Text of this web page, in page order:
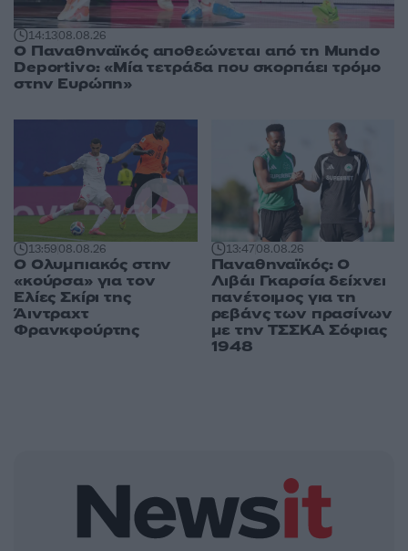
14:1308.08.26
Ο Παναθηναϊκός αποθεώνεται από τη Mundo
Deportivo: «Μία τετράδα που σκορπάει τρόμο
στην Ευρώπη»
13:5908.08.26
Ο Ολυμπιακός στην
«κούρσα» για τον
Ελίες Σκίρι της
Άιντραχτ
Φρανκφούρτης
13:4708.08.26
Παναθηναϊκός: Ο
Λιβάι Γκαρσία δείχνει
πανέτοιμος για τη
ρεβάνς των πρασίνων
με την ΤΣΣΚΑ Σόφιας
1948